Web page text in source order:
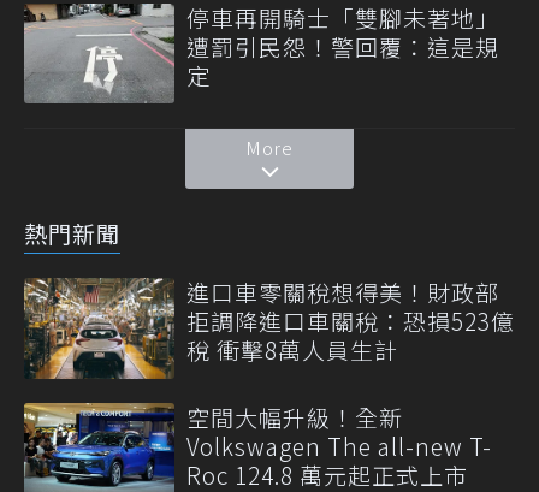
停車再開騎士「雙腳未著地」
遭罰引民怨！警回覆：這是規
定
More
熱門新聞
進口車零關稅想得美！財政部
拒調降進口車關稅：恐損523億
稅 衝擊8萬人員生計
空間大幅升級！全新
Volkswagen The all-new T-
Roc 124.8 萬元起正式上市